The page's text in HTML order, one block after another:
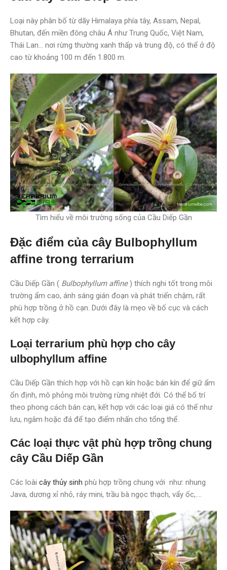
Loại này phân bố từ dãy Himalaya phía tây, Assam, Nepal,
Bhutan, đến miền đông châu Á như Trung Quốc, Việt Nam,
Thái Lan… nơi rừng thường xanh thấp và trung độ, có thể ở độ
cao từ khoảng 100 m đến 1.800 m.
Tìm hiểu về môi trường sống của Cầu Diếp Gần
Đặc điểm của cây Bulbophyllum
affine trong terrarium
Cầu Diếp Gần ( Bulbophyllum affine) thích nghi tốt trong môi
trường ẩm cao, ánh sáng gián đoạn và phát triển chậm, rất
phù hợp trồng ở hồ cạn. Dưới đây là mẹo về bố cục và cách
kết hợp cây.
Loại terrarium phù hợp cho cây
ulbophyllum affine
Cầu Diếp Gần thích hợp với hồ cạn kín hoặc bán kín để giữ ẩm
ổn định, mô phỏng môi trường rừng nhiệt đới. Có thể bố trí
theo phong cách bán cạn, kết hợp với các loại giá có thể như
lưu, ngâm hoặc đá để tạo điểm nhấn cho tổng thể.
Các loại thực vật phù hợp trồng chung
cây Cầu Diếp Gần
Các loài cây thủy sinh phù hợp trồng chung với như: nhung
Java, dương xỉ nhỏ, ráy mini, trầu bà ngọc thạch, vẩy ốc,….